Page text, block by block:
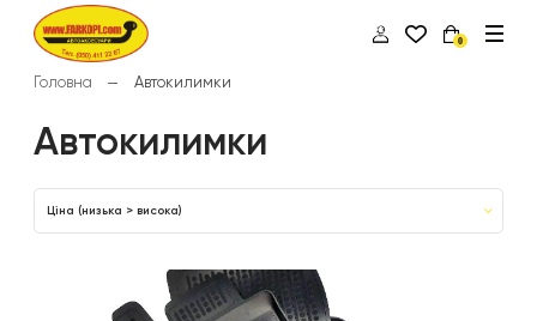
0
Головна Автокилимки
Автокилимки
Ціна (низька > висока)